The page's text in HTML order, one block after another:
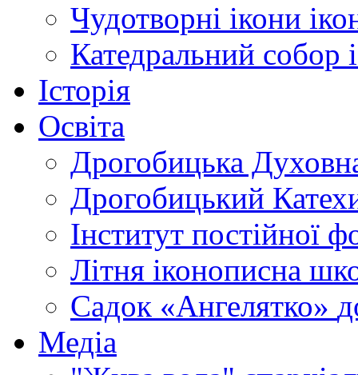
Чудотворні ікони
Катедральний собор
Історія
Освіта
Дрогобицька
Дрогобицький
Інститут постійної
Літня іконописна
Садок «Ангелятко»
Медіа